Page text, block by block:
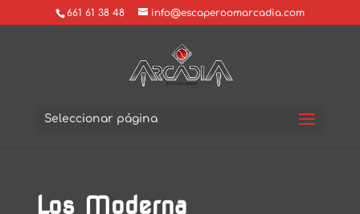
661 61 38 48 info@escaperoomarcadia.com
Seleccionar página
Los Moderna